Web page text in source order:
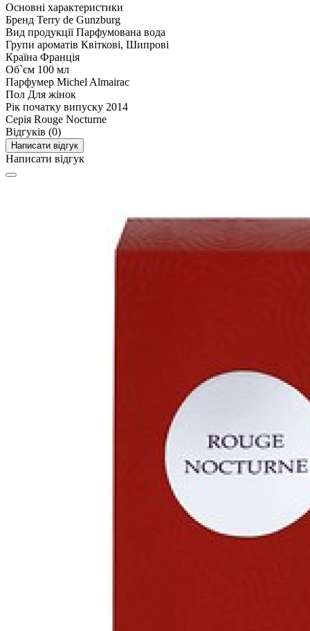
Основні характеристики
Бренд Terry de Gunzburg
Вид продукції Парфумована вода
Групи ароматів Квіткові, Шипрові
Країна Франція
Об`єм 100 мл
Парфумер Michel Almairac
Пол Для жінок
Рік початку випуску 2014
Серія Rouge Nocturne
Відгуків (0)
Написати відгук
Написати відгук